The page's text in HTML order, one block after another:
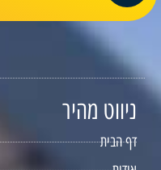
ניווט מהיר
דף הבית